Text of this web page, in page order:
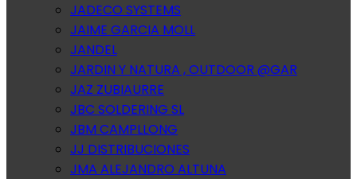
JADECO SYSTEMS
JAIME GARCIA MOLL
JANDEL
JARDIN Y NATURA , OUTDOOR @GAR
JAZ ZUBIAURRE
JBC SOLDERING SL
JBM CAMPLLONG
JJ DISTRIBUCIONES
JMA ALEJANDRO ALTUNA